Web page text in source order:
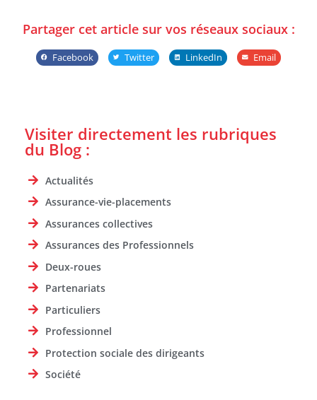
Partager cet article sur vos réseaux sociaux :
Facebook Twitter LinkedIn Email
Visiter directement les rubriques
du Blog :
Actualités
Assurance-vie-placements
Assurances collectives
Assurances des Professionnels
Deux-roues
Partenariats
Particuliers
Professionnel
Protection sociale des dirigeants
Société